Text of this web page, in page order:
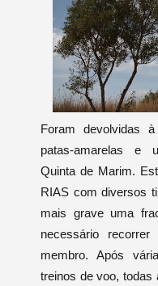
Foram devolvidas
patas-amarelas e
Quinta de Marim.
RIAS com diversos
mais grave uma
necessário
membro. Após
treinos de voo, todas